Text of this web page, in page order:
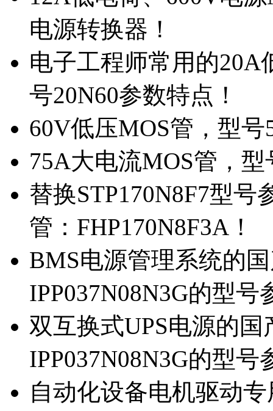
电源转换器！
电子工程师常用的20A
号20N60参数特点！
60V低压MOS管，型
75A大电流MOS管，
替换STP170N8F7型
管：FHP170N8F3A！
BMS电源管理系统的
IPP037N08N3G的型号
双互换式UPS电源的
IPP037N08N3G的型号
自动化设备电机驱动